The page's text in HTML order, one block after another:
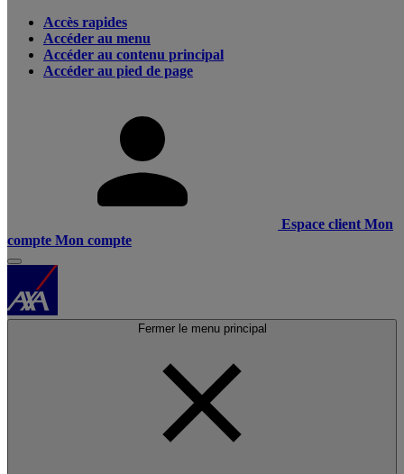
Accès rapides
Accéder au menu
Accéder au contenu principal
Accéder au pied de page
Espace client Mon
compte Mon compte
Fermer le menu principal